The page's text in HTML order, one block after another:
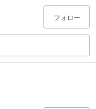
フォロー